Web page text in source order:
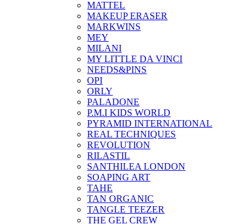
MATTEL
MAKEUP ERASER
MARKWINS
MEY
MILANI
MY LITTLE DA VINCI
NEEDS&PINS
OPI
ORLY
PALADONE
P.M.I KIDS WORLD
PYRAMID INTERNATIONAL
REAL TECHNIQUES
REVOLUTION
RILASTIL
SANTHILEA LONDON
SOAPING ART
TAHE
TAN ORGANIC
TANGLE TEEZER
THE GEL CREW